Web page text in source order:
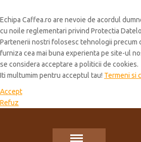
Echipa Caffea.ro are nevoie de acordul
cu noile reglementari privind Protectia
Partenerii nostri folosesc tehnologii precum
furniza cea mai buna experienta pe site-ul
se considera acceptare a politicii de cookies.
Iti multumim pentru acceptul tau! Termeni si
Accept
Refuz